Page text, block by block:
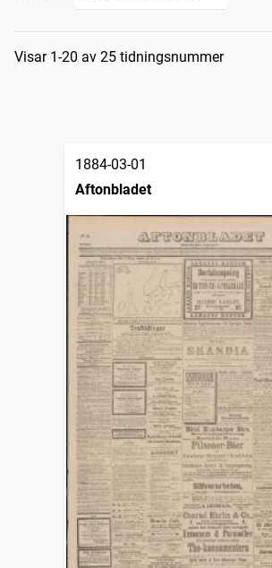
Sökresultat
Visar 1-20 av 25 tidningsnummer
1884-03-01
Aftonbladet